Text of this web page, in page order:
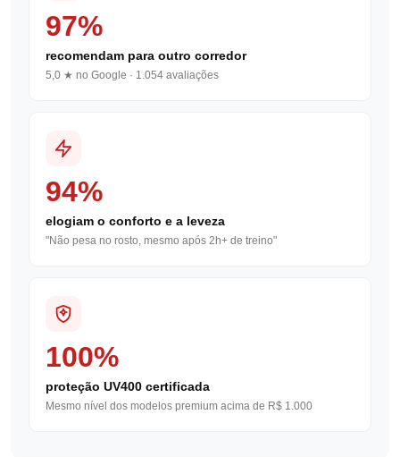
97%
recomendam para outro corredor
5,0 ★ no Google · 1.054 avaliações
94%
elogiam o conforto e a leveza
"Não pesa no rosto, mesmo após 2h+ de treino"
100%
proteção UV400 certificada
Mesmo nível dos modelos premium acima de R$ 1.000